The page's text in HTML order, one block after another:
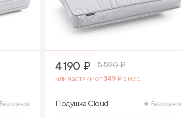
Без оценок
4 190 ₽ 5 590₽
или частями от349 ₽ в мес.
Подушка Cloud Без оценок